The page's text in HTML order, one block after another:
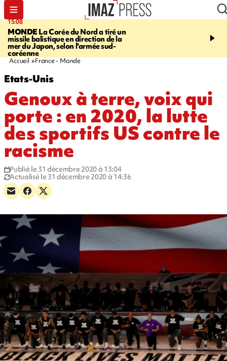
15:08
MONDELa Corée du Nord a tiré un
missile balistique en direction de la
mer du Japon, selon l'armée sud-
coréenne
17:24
est rouvert à la
Accueil France - Monde
Etats-Unis
Genoux à terre, voix qui
porte : en 2020, la lutte
des sportifs US contre le
racisme
Publié le 31 décembre 2020 à 13:04
Actualisé le 31 décembre 2020 à 14:36